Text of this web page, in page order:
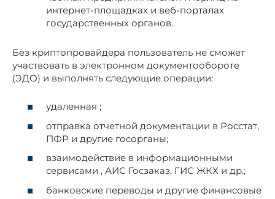
интернет-площадках и веб-порталах
государственных органов.
Без криптопровайдера пользователь не сможет
участвовать в электронном документообороте
(ЭДО) и выполнять следующие операции:
удаленная ;
отправка отчетной документации в Росстат,
ПФР и другие госорганы;
взаимодействие в информационными
сервисами , АИС Госзаказ, ГИС ЖКХ и др.;
банковские переводы и другие финансовые